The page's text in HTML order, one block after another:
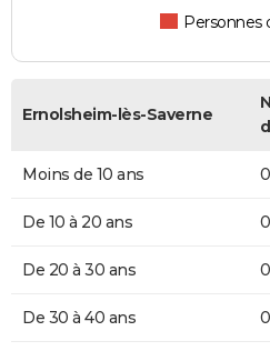
Personnes
Ernolsheim-lès-Saverne
Moins de 10 ans 0
De 10 à 20 ans 0
De 20 à 30 ans 0
De 30 à 40 ans 0